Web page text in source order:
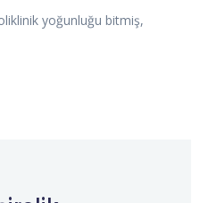
yoğunluğu bitmiş,